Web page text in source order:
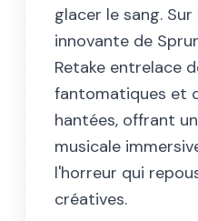
glacer le sang.
innovante de
Retake entrelace
fantomatiques et
hantées, offrant
musicale
l'horreur qui
créatives.